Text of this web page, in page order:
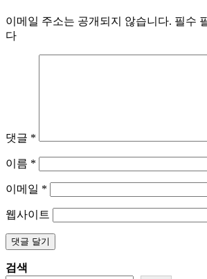
이메일 주소는 공개되지 않습니다. 필수
다
댓글 *
이름 *
이메일 *
웹사이트
검색